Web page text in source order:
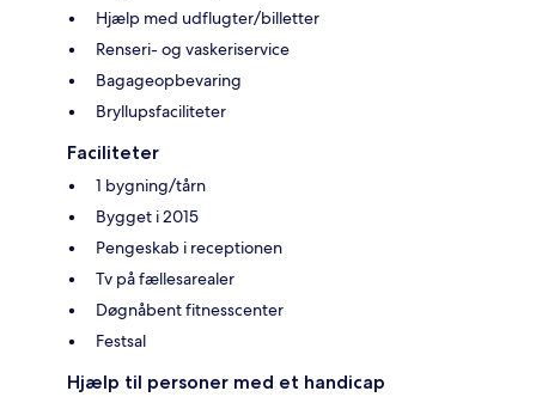
Hjælp med udflugter/billetter
Renseri- og vaskeriservice
Bagageopbevaring
Bryllupsfaciliteter
Faciliteter
1 bygning/tårn
Bygget i 2015
Pengeskab i receptionen
Tv på fællesarealer
Døgnåbent fitnesscenter
Festsal
Hjælp til personer med et handicap